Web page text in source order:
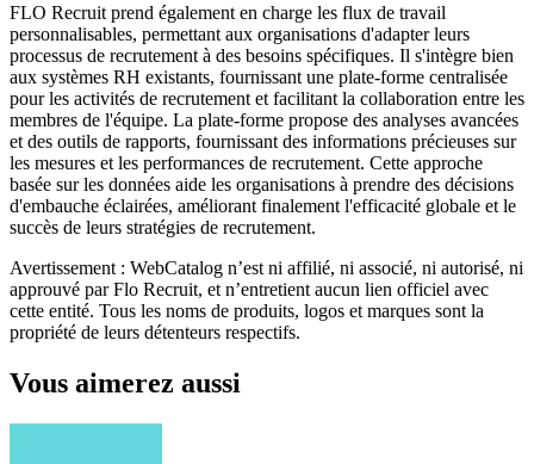
FLO Recruit prend également en charge les flux de travail
personnalisables, permettant aux organisations d'adapter leurs
processus de recrutement à des besoins spécifiques. Il s'intègre bien
aux systèmes RH existants, fournissant une plate-forme centralisée
pour les activités de recrutement et facilitant la collaboration entre les
membres de l'équipe. La plate-forme propose des analyses avancées
et des outils de rapports, fournissant des informations précieuses sur
les mesures et les performances de recrutement. Cette approche
basée sur les données aide les organisations à prendre des décisions
d'embauche éclairées, améliorant finalement l'efficacité globale et le
succès de leurs stratégies de recrutement.
Avertissement : WebCatalog n’est ni affilié, ni associé, ni autorisé, ni
approuvé par Flo Recruit, et n’entretient aucun lien officiel avec
cette entité. Tous les noms de produits, logos et marques sont la
propriété de leurs détenteurs respectifs.
Vous aimerez aussi